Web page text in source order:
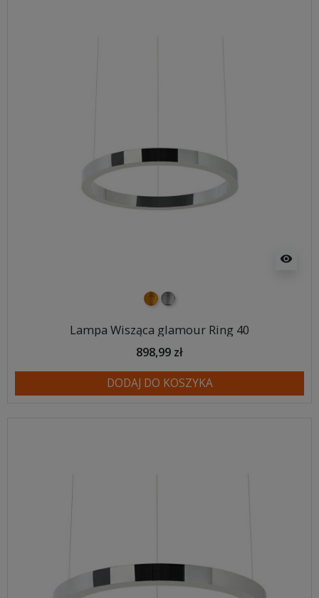
visibility
złotysrebrny
Lampa Wisząca glamour Ring 40
898,99 zł
DODAJ DO KOSZYKA